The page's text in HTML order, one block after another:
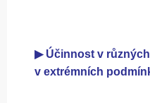
▶ Účinnost v
v extrémních